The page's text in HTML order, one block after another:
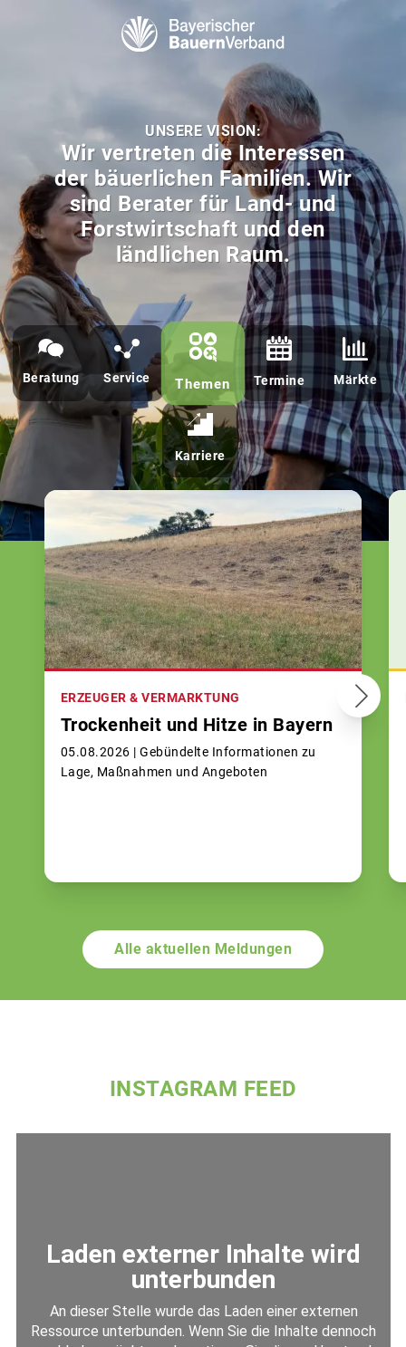
UNSERE VISION:
Wir vertreten die Interessen
der bäuerlichen Familien. Wir
sind Berater für Land- und
Forstwirtschaft und den
ländlichen Raum.
Beratung Service Themen Termine Märkte
Karriere
ERZEUGER & VERMARKTUNG
Trockenheit und Hitze in Bayern
05.08.2026 | Gebündelte Informationen zu
Lage, Maßnahmen und Angeboten
Alle aktuellen Meldungen
INSTAGRAM FEED